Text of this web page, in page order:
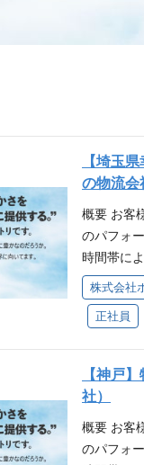
【埼玉
の物流会
概要 お客
のパフォ
時間帯に
時の復旧
中点検、
含む）、
ト、デパ
業務の計
備・修繕
業管理と
作業者へ
株式会社
正社員
【神戸
社）
概要 お客
のパフォ